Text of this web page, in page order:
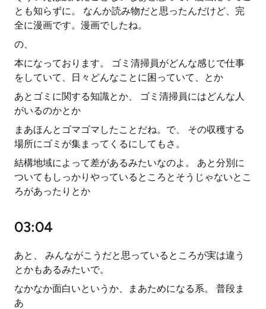
とも知らずに。 なんか読み物だと思ったんだけど、完
全に漫画です。漫画でしたね。
の、
本になっております。 ゴミ清掃員がどんな感じで仕事
をしていて、日々どんなことに困っていて、とか
あとゴミに関する知識とか、 ゴミ清掃員にはどんな人
がいるのかとか
まあほんとゴマゴマしたことだね。で、 その収穫する
場所にゴミが集まってくるにしてもさ。
結構地域によって差があるみたいなのよ。 あと分別に
ついてもしっかりやっているところとそうじゃないとこ
ろがあったりとか
03:04
あと、 みんながこうだと思っているところが実は違う
とかもあるみたいで。
なかなか面白いというか、まあためになる系。 普段ま
あ